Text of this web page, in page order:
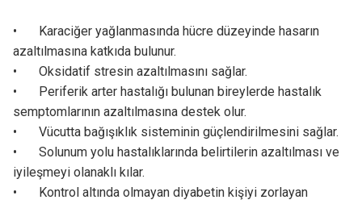
•
Karaciğer yağlanmasında hücre düzeyinde hasarın
azaltılmasına katkıda bulunur.
•
Oksidatif stresin azaltılmasını sağlar.
•
Periferik arter hastalığı bulunan bireylerde hastalık
semptomlarının azaltılmasına destek olur.
•
Vücutta bağışıklık sisteminin güçlendirilmesini sağlar.
•
Solunum yolu hastalıklarında belirtilerin azaltılması ve
iyileşmeyi olanaklı kılar.
•
Kontrol altında olmayan diyabetin kişiyi zorlayan